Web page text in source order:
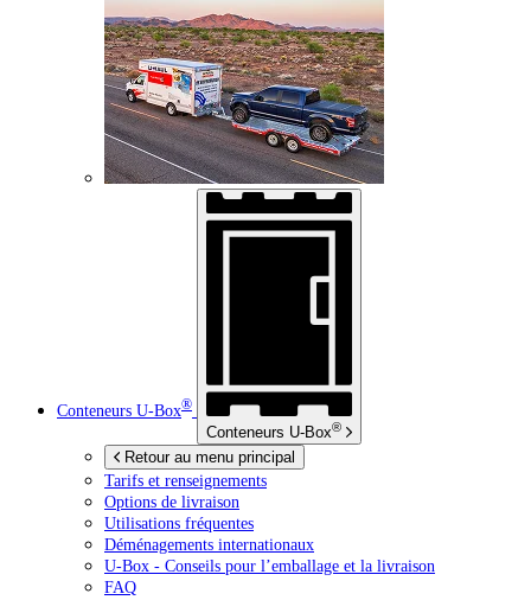
Conteneurs U-Box®
Conteneurs U-Box®
Retour au menu principal
Tarifs et renseignements
Options de livraison
Utilisations fréquentes
Déménagements internationaux
U-Box - Conseils pour l’emballage et la livraison
FAQ